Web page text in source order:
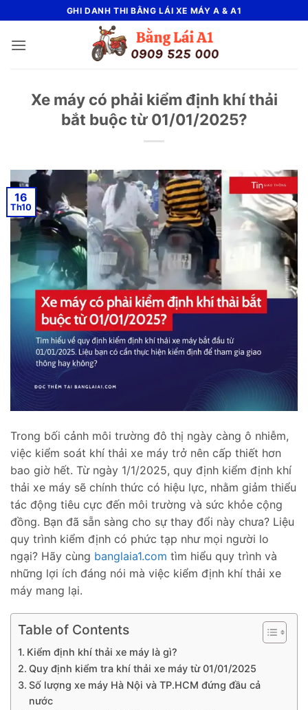
qua
nội
GHI DANH THI BẰNG LÁI XE MÁY A & A1
Xe máy có phải kiểm định khí thải
bắt buộc từ 01/01/2025?
16
Th10
Trong bối cảnh môi trường đô thị ngày càng ô nhiễm,
việc kiểm soát khí thải xe máy trở nên cấp thiết hơn
bao giờ hết. Từ ngày 1/1/2025, quy định kiểm định khí
thải xe máy sẽ chính thức có hiệu lực, nhằm giảm thiểu
tác động tiêu cực đến môi trường và sức khỏe cộng
đồng. Bạn đã sẵn sàng cho sự thay đổi này chưa? Liệu
quy trình kiểm định có phức tạp như mọi người lo
ngại? Hãy cùng banglaia1.com tìm hiểu quy trình và
những lợi ích đáng nói mà việc kiểm định khí thải xe
máy mang lại.
Table of Contents
Kiểm định khí thải xe máy là gì?
Quy định kiểm tra khí thải xe máy từ 01/01/2025
Số lượng xe máy Hà Nội và TP.HCM đứng đầu cả
nước